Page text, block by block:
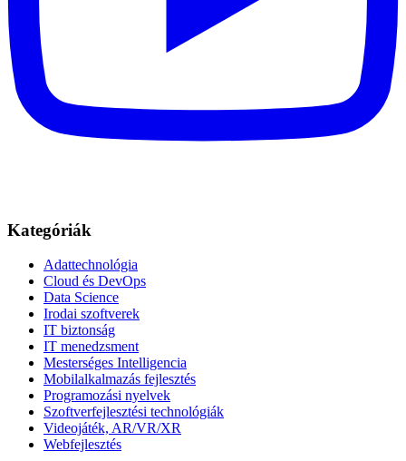
Kategóriák
Adattechnológia
Cloud és DevOps
Data Science
Irodai szoftverek
IT biztonság
IT menedzsment
Mesterséges Intelligencia
Mobilalkalmazás fejlesztés
Programozási nyelvek
Szoftverfejlesztési technológiák
Videojáték, AR/VR/XR
Webfejlesztés